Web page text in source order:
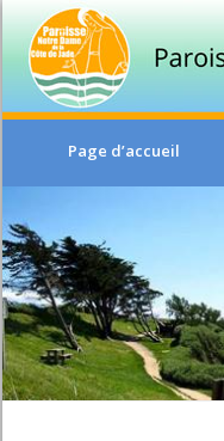
Page d’accueil